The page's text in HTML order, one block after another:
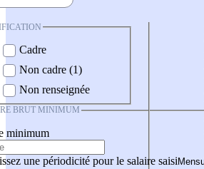
Cadre
Non cadre (1)
Non renseignée
BRUT MINIMUM
minimum
une périodicité pour le salaire saisi